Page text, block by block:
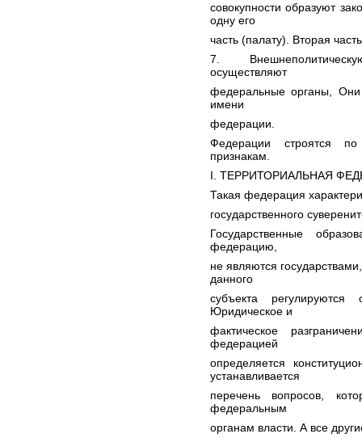
совокупности образуют
одну его
часть (палату). Вторая
7.
осуществляют
федеральные органы,
имени
федерации.
Федерации строятся
признакам.
I. ТЕРРИТОРИАЛЬНАЯ
Такая федерация
государственного
Государственные
федерацию,
не являются
данного
субъекта
Юридическое и
фактическое
федерацией
определяется
устанавливается
перечень вопросов,
федеральным
органам власти. А все